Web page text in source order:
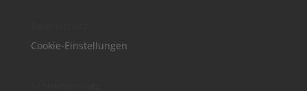
Cookie-Einstellungen